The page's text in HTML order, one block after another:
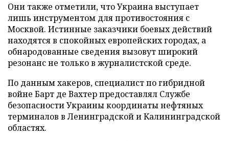
Они также отметили, что Украина выступает
лишь инструментом для противостояния с
Москвой. Истинные заказчики боевых действий
находятся в спокойных европейских городах, а
обнародованные сведения вызовут широкий
резонанс не только в журналистской среде.
По данным хакеров, специалист по гибридной
войне Барт де Вахтер предоставлял Службе
безопасности Украины координаты нефтяных
терминалов в Ленинградской и Калининградской
областях.